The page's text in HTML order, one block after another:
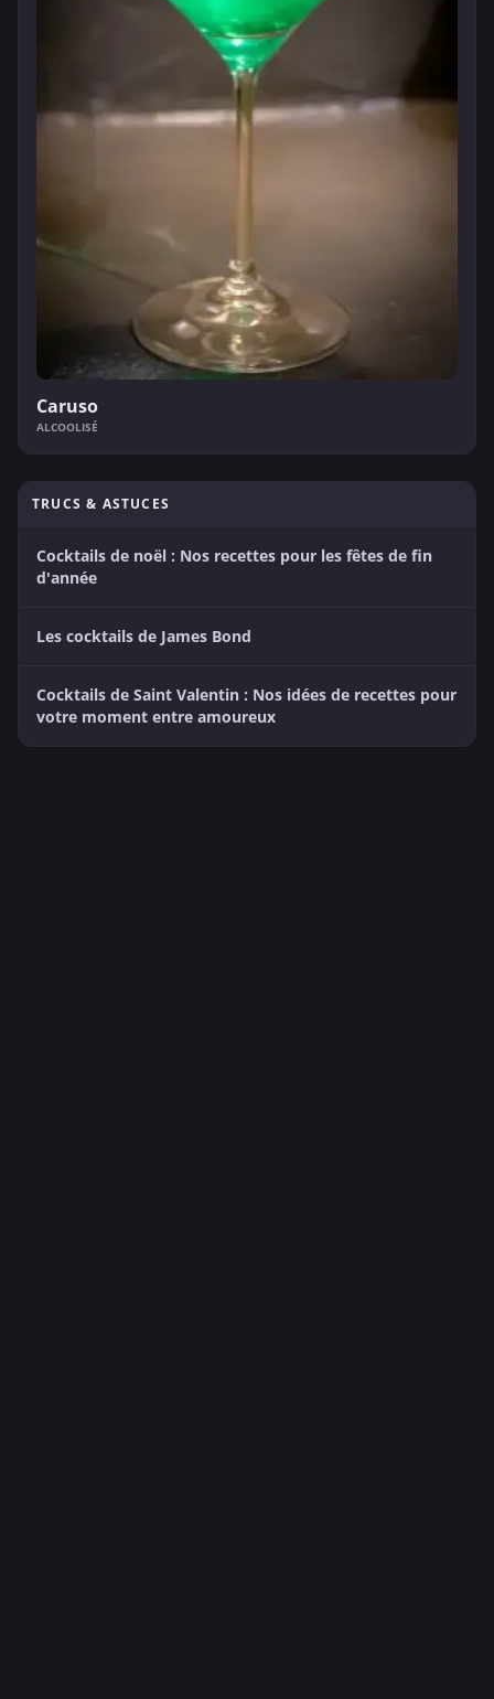
Caruso
ALCOOLISÉ
TRUCS & ASTUCES
Cocktails de noël : Nos recettes pour les fêtes de fin
d'année
Les cocktails de James Bond
Cocktails de Saint Valentin : Nos idées de recettes pour
votre moment entre amoureux